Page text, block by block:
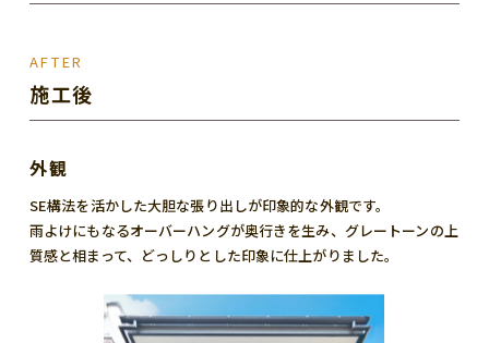
AFTER
施工後
外観
SE構法を活かした大胆な張り出しが印象的な外観です。
雨よけにもなるオーバーハングが奥行きを生み、グレートーンの上
質感と相まって、どっしりとした印象に仕上がりました。